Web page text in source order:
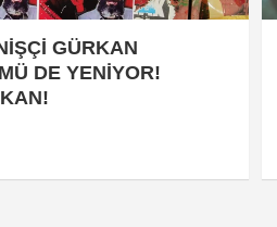
GÜRKAN
DE YENİYOR!